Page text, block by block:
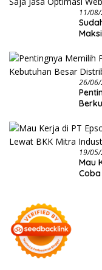
11/
26/
19/
Mau